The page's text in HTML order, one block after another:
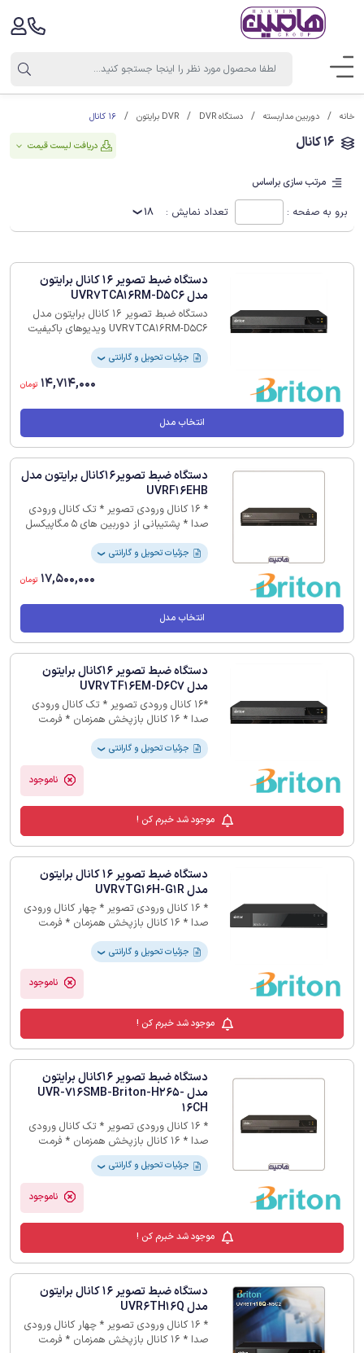
خانه دوربین مداربسته دستگاه DVR DVR برایتون 16 کانال
16 کانال دریافت لیست قیمت
مرتب سازی براساس
برو به صفحه : تعداد نمایش : 18
دستگاه ضبط تصویر 16 کانال برایتون
مدل UVR7TCA16RM-D5C6
دستگاه ضبط تصویر 16 کانال برایتون مدل
UVR7TCA16RM-D5C6 ویدیوهای باکیفیت
محصول اقدام ‏کنید، با انجام تنظیمات لازم در
دستگاه تصاویر ویدئویی خود را با کمترین
زحمت ضبط، ذخیره و مدیریت کنید.‏
جزئیات تحویل و گارانتی ❯
14,714,000 تومان
انتخاب مدل
دستگاه ضبط تصویر16کانال برایتون مدل
UVRF16EHB
* 16 کانال ورودی تصویر * تک کانال ورودی
صدا * پشتیبانی از دوربین های 5 مگاپیکسل
جزئیات تحویل و گارانتی ❯
17,500,000 تومان
انتخاب مدل
دستگاه ضبط تصویر 16کانال برایتون
مدل UVR7TF16EM-D6C7
*16 کانال ورودی تصویر * تک کانال ورودی
صدا * 16 کانال بازپخش همزمان * فرمت
جزئیات تحویل و گارانتی ❯
ناموجود
موجود شد خبرم کن !
دستگاه ضبط تصویر 16 کانال برایتون
مدل UVR7TG16H-G1R
* 16 کانال ورودی تصویر * چهار کانال ورودی
صدا * 16 کانال بازپخش همزمان * فرمت
ذخیره سازی H265+ * 24ماه گارانتی
جزئیات تحویل و گارانتی ❯
ناموجود
موجود شد خبرم کن !
دستگاه ضبط تصویر 16کانال برایتون
مدل UVR-716SMB-Briton-H265-
16CH
* 16 کانال ورودی تصویر * تک کانال ورودی
صدا * 16 کانال بازپخش همزمان * فرمت
ذخیره سازی H265+ * 12ماه گارانتی
جزئیات تحویل و گارانتی ❯
ناموجود
موجود شد خبرم کن !
دستگاه ضبط تصویر 16 کانال برایتون
مدل UVR6TH16Q
* 16 کانال ورودی تصویر * چهار کانال ورودی
صدا * 16 کانال بازپخش همزمان * فرمت